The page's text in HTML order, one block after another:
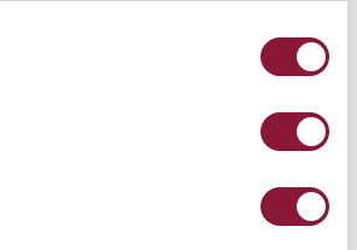
Kundenbewertungen